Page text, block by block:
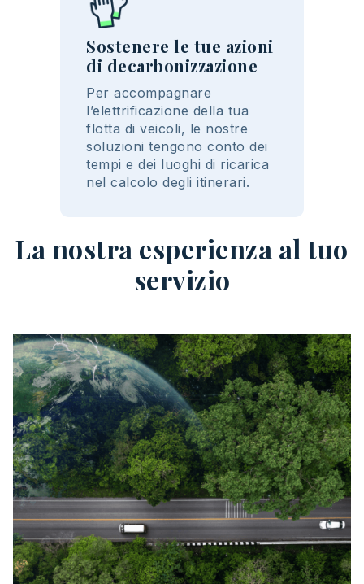
Sostenere le tue azioni
di decarbonizzazione
Per accompagnare
l’elettrificazione della tua
flotta di veicoli, le nostre
soluzioni tengono conto dei
tempi e dei luoghi di ricarica
nel calcolo degli itinerari.
La nostra esperienza al tuo
servizio